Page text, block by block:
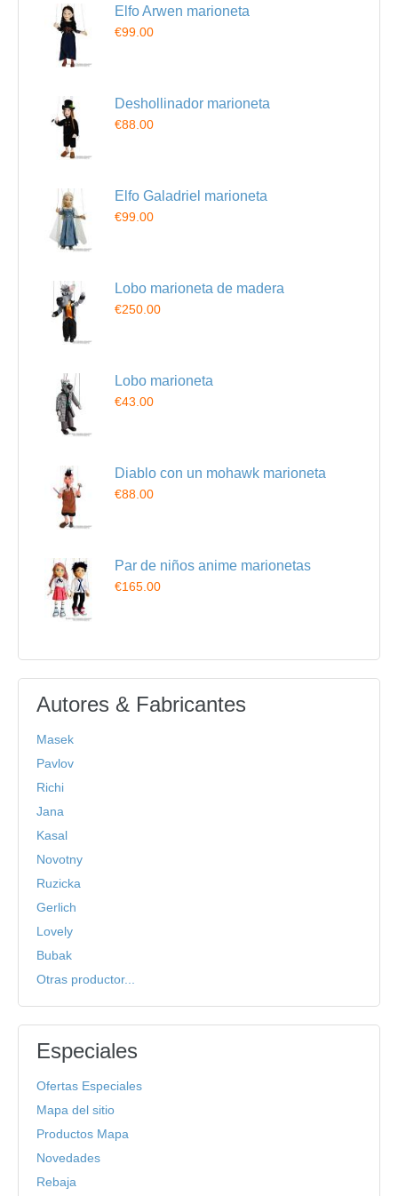
Elfo Arwen marioneta
€99.00
Deshollinador marioneta
€88.00
Elfo Galadriel marioneta
€99.00
Lobo marioneta de madera
€250.00
Lobo marioneta
€43.00
Diablo con un mohawk marioneta
€88.00
Par de niños anime marionetas
€165.00
Autores & Fabricantes
Masek
Pavlov
Richi
Jana
Kasal
Novotny
Ruzicka
Gerlich
Lovely
Bubak
Otras productor...
Especiales
Ofertas Especiales
Mapa del sitio
Productos Mapa
Novedades
Rebaja